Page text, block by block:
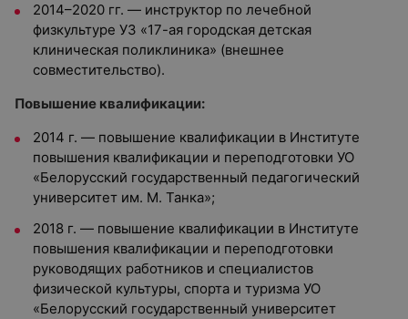
2014–2020 гг. — инструктор по лечебной
физкультуре УЗ «17-ая городская детская
клиническая поликлиника» (внешнее
совместительство).
Повышение квалификации:
2014 г. — повышение квалификации в Институте
повышения квалификации и переподготовки УО
«Белорусский государственный педагогический
университет им. М. Танка»;
2018 г. — повышение квалификации в Институте
повышения квалификации и переподготовки
руководящих работников и специалистов
физической культуры, спорта и туризма УО
«Белорусский государственный университет